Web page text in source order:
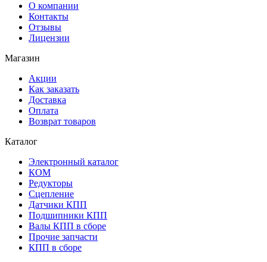
О компании
Контакты
Отзывы
Лицензии
Магазин
Акции
Как заказать
Доставка
Оплата
Возврат товаров
Каталог
Электронный каталог
КОМ
Редукторы
Сцепление
Датчики КПП
Подшипники КПП
Валы КПП в сборе
Прочие запчасти
КПП в сборе